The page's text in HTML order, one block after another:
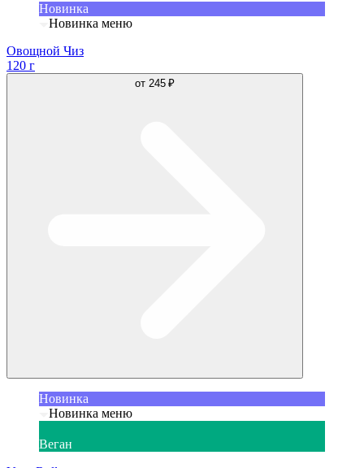
Новинка
Новинка меню
Овощной Чиз
120 г
от 245 ₽
Новинка
Новинка меню
Веган